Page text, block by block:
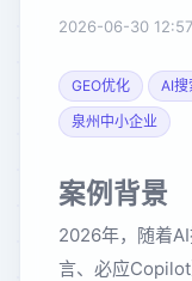
2026-06-30
GEO优化 AI搜
泉州中小企业
案例背景
2026年，随着
言、必应